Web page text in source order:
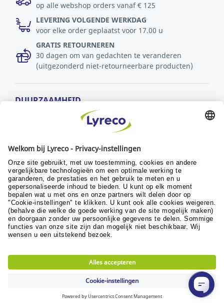
op alle webshop orders vanaf € 125
LEVERING VOLGENDE WERKDAG
voor elke order geplaatst voor 17.00 u
GRATIS RETOURNEREN
30 dagen om van gedachten te veranderen
(uitgezonderd niet-retourneerbare producten)
DUURZAAMHEID
Ontwikkelingsdoelstellingen
© Lyreco 2024
Algemene verkoopsvoorwaarden |Algemene
gebruiksvoorwaarden|Retour- en
garantievoorwaarden
Privacy Settings|Site map